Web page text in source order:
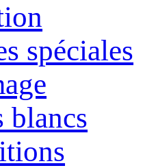
spéciales
blancs